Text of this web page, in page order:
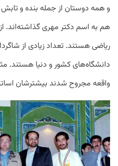
و همه دوستان از جمله بنده و
هم به اسم دکتر مهری گذاشته‌اند.
ریاضی هستند. تعداد زیادی از
دانشگاه‌های کشور و دنیا هستند.
واقعه مجروح شدند بیشترشان